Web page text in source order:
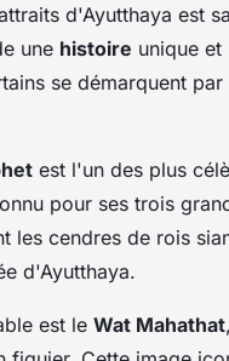
d'Ayutthaya est
une histoire unique
se démarquent
est l'un des plus
pour ses trois
les cendres de rois
d'Ayutthaya.
est le Wat Mahathat